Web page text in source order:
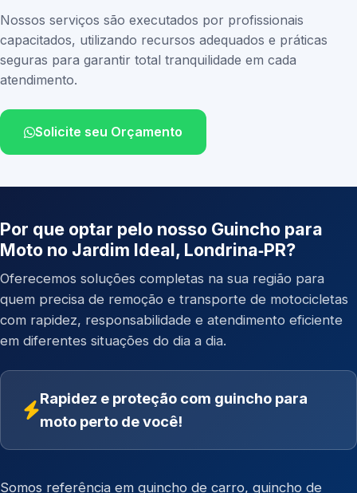
Nossos serviços são executados por profissionais
capacitados, utilizando recursos adequados e práticas
seguras para garantir total tranquilidade em cada
atendimento.
Solicite seu Orçamento
Por que optar pelo nosso Guincho para
Moto no Jardim Ideal, Londrina‑PR?
Oferecemos soluções completas na sua região para
quem precisa de remoção e transporte de motocicletas
com rapidez, responsabilidade e atendimento eficiente
em diferentes situações do dia a dia.
Rapidez e proteção com guincho para
moto perto de você!
Somos referência em guincho de carro, guincho de